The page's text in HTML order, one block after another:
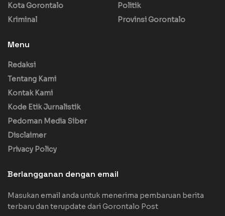
Kota Gorontalo
Kriminal
Politik
Provinsi Gorontalo
Menu
Redaksi
Tentang Kami
Kontak Kami
Kode Etik Jurnalistik
Pedoman Media Siber
Disclaimer
Privacy Policy
Berlangganan dengan email
Masukan email anda untuk menerima pembaruan berita
terbaru dan terupdate dari Gorontalo Post